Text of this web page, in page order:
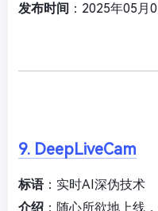
发布时间 ：2025年05月
9. DeepLiveCam
标语：实时AI深伪技术
介绍 ：随心所欲地上线